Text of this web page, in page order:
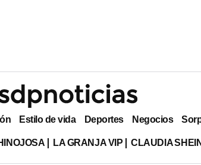
Estilo de vida Deportes Negocios
LA GRANJA VIP CLAUDIA